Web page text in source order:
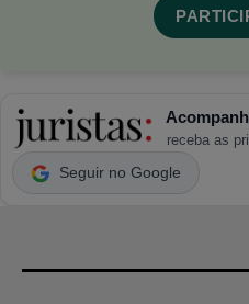
receba as
Seguir no Google